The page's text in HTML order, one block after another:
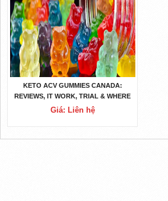
KETO ACV GUMMIES CANADA:
REVIEWS, IT WORK, TRIAL & WHERE
TO BUY?
Giá: Liên hệ